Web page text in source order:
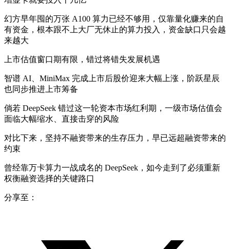
幻方早年囤的万张 A100 算力已经不够用，仅靠量化赚来的自
有资金，根本跟不上大厂无休止的算力投入，资金缺口只会越
来越大
上市估值窗口期有限，错过将错失发展机遇
智谱 AI、MiniMax 完成上市后股价迎来大幅上涨，阶跃星辰
也同步推进上市筹备
倘若 DeepSeek 错过这一轮资本市场红利期，一级市场估值会
面临大幅缩水、直接击穿的风险
对比下来，坚持不融资带来的生存压力，早已远超融资带来的
约束
曾经靠万卡算力一战成名的 DeepSeek，如今走到了必须重新
权衡融资选择的关键路口
分享至：